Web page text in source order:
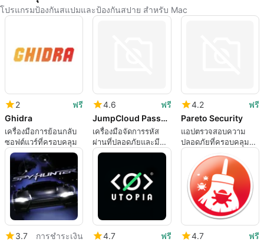
โปรแกรมป้องกันสแปมและป้องกันสปาย สำหรับ Mac
2
ฟรี
Ghidra
เครื่องมือการย้อนกลับ
ซอฟต์แวร์ที่ครอบคลุม
4.6
ฟรี
JumpCloud Password Manager
เครื่องมือจัดการรหัส
ผ่านที่ปลอดภัยและมี
ประสิทธิภาพ
4.2
ฟรี
Pareto Security
แอปตรวจสอบความ
ปลอดภัยที่ครอบคลุม
สำหรับ Mac
3.7
การชำระเงิน
4.7
ฟรี
4.7
ฟรี